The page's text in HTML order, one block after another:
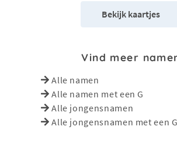
Bekijk kaartjes
Vind meer
Alle namen
Alle namen met een G
Alle jongensnamen
Alle jongensnamen met een G